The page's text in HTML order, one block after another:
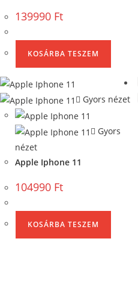
139990 Ft
KOSÁRBA TESZEM
Gyors nézet
Gyors
nézet
Apple Iphone 11
104990 Ft
KOSÁRBA TESZEM